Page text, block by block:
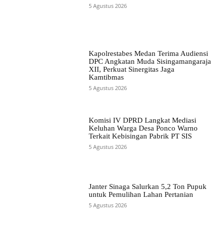
5 Agustus 2026
Kapolrestabes Medan Terima Audiensi
DPC Angkatan Muda Sisingamangaraja
XII, Perkuat Sinergitas Jaga
Kamtibmas
5 Agustus 2026
Komisi IV DPRD Langkat Mediasi
Keluhan Warga Desa Ponco Warno
Terkait Kebisingan Pabrik PT SIS
5 Agustus 2026
Janter Sinaga Salurkan 5,2 Ton Pupuk
untuk Pemulihan Lahan Pertanian
5 Agustus 2026